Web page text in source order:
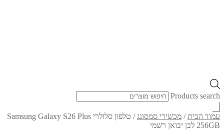
Products search
עמוד הבית / מכשירי סמסונג/
טלפון סלולרי Samsung Galaxy S26 Plus
256GB לבן יבואן רשמי